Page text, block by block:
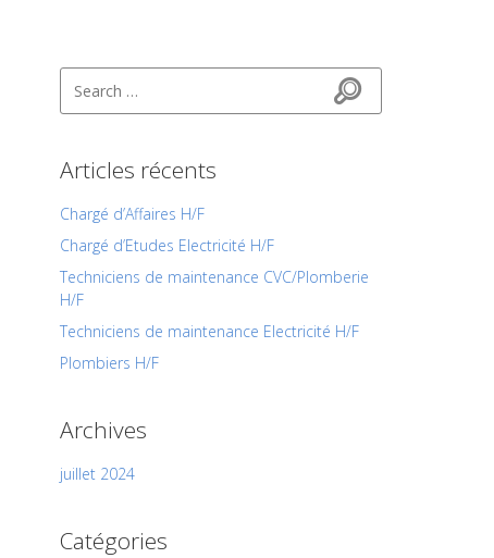
Search
Articles récents
Chargé d’Affaires H/F
Chargé d’Etudes Electricité H/F
Techniciens de maintenance CVC/Plomberie
H/F
Techniciens de maintenance Electricité H/F
Plombiers H/F
Archives
juillet 2024
Catégories